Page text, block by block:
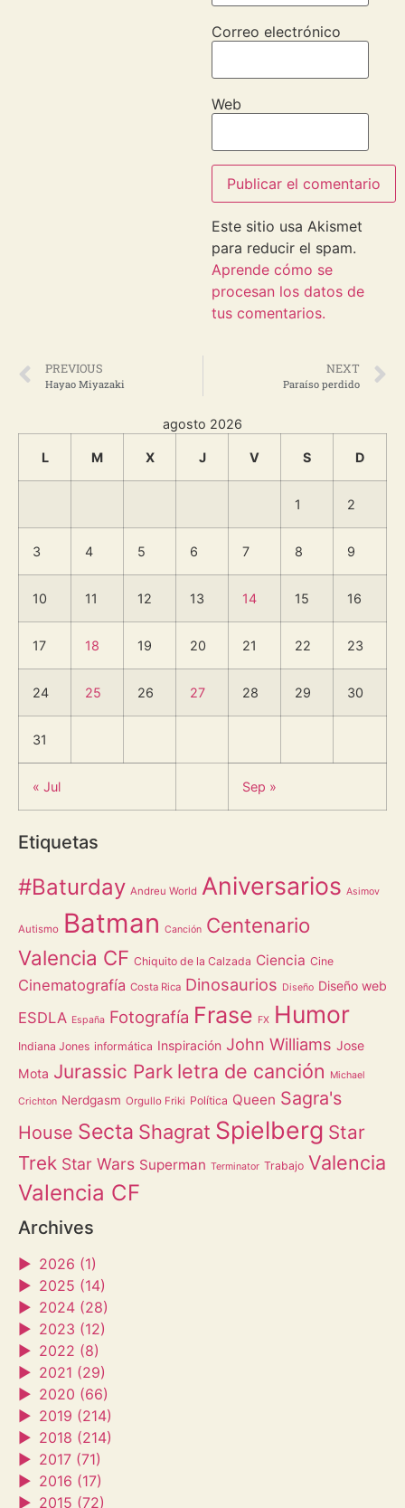
Correo electrónico
Web
Este sitio usa Akismet
para reducir el spam.
Aprende cómo se
procesan los datos de
tus comentarios.
PREVIOUS
Hayao Miyazaki
NEXT
Paraíso perdido
agosto 2026
L M X J V S D
1 2
3 4 5 6 7 8 9
10 11 12 13 14 15 16
17 18 19 20 21 22 23
24 25 26 27 28 29 30
31
« Jul Sep »
Etiquetas
#Baturday Andreu World Aniversarios Asimov
Autismo Batman Canción Centenario
Valencia CF Chiquito de la Calzada Ciencia Cine
Cinematografía Costa Rica Dinosaurios Diseño Diseño web
ESDLA España Fotografía Frase FX Humor
Indiana Jones informática Inspiración John Williams Jose
Mota Jurassic Park letra de canción Michael
Crichton Nerdgasm Orgullo Friki Política Queen Sagra's
House Secta Shagrat Spielberg Star
Trek Star Wars Superman Terminator Trabajo Valencia
Valencia CF
Archives
► 2026 (1)
► 2025 (14)
► 2024 (28)
► 2023 (12)
► 2022 (8)
► 2021 (29)
► 2020 (66)
► 2019 (214)
► 2018 (214)
► 2017 (71)
► 2016 (17)
► 2015 (72)